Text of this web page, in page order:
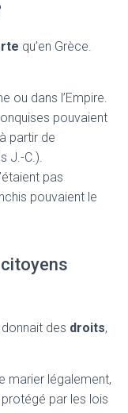
qu’en Grèce.
ou dans l’Empire.
pouvaient
partir de
J.-C.).
pas
pouvaient le
des droits,
marier légalement,
par les lois